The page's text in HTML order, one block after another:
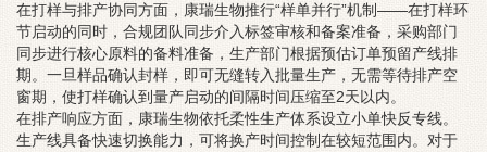
在打样与排产协同方面，康瑞生物推行“样单并行”机制——在打样环
节启动的同时，合规团队同步介入标签审核和备案准备，采购部门
同步进行核心原料的备料准备，生产部门根据预估订单预留产线排
期。一旦样品确认封样，即可无缝转入批量生产，无需等待排产空
窗期，使打样确认到量产启动的间隔时间压缩至2天以内。
在排产响应方面，康瑞生物依托柔性生产体系设立小单快反专线。
生产线具备快速切换能力，可将换产时间控制在较短范围内。对于